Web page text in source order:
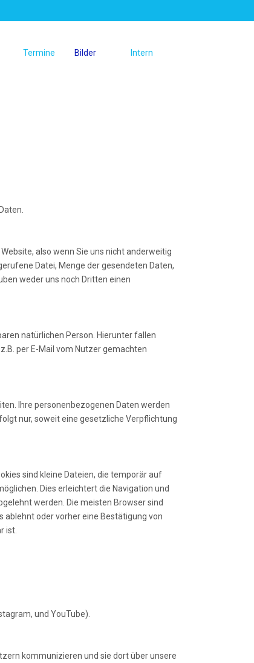
Termine Bilder Intern
also wenn Sie uns nicht anderweitig
Datei, Menge der gesendeten Daten,
weder uns noch Dritten einen
natürlichen Person. Hierunter fallen
per E-Mail vom Nutzer gemachten
Ihre personenbezogenen Daten werden
nur, soweit eine gesetzliche Verpflichtung
sind kleine Dateien, die temporär auf
Dies erleichtert die Navigation und
werden. Die meisten Browser sind
ablehnt oder vorher eine Bestätigung von
ist.
und YouTube).
kommunizieren und sie dort über unsere